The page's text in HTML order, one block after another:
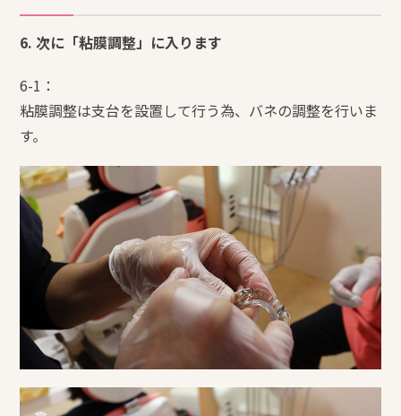
6. 次に「粘膜調整」に入ります
6-1：
粘膜調整は支台を設置して行う為、バネの調整を行いま
す。